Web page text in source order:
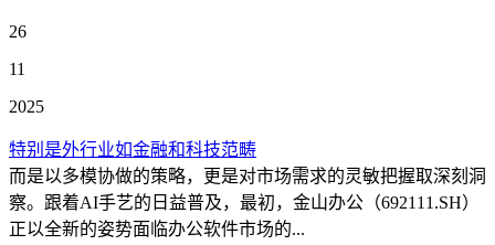
26
11
2025
特别是外行业如金融和科技范畴
而是以多模协做的策略，更是对市场需求的灵敏把握取深刻洞
察。跟着AI手艺的日益普及，最初，金山办公（692111.SH）
正以全新的姿势面临办公软件市场的...